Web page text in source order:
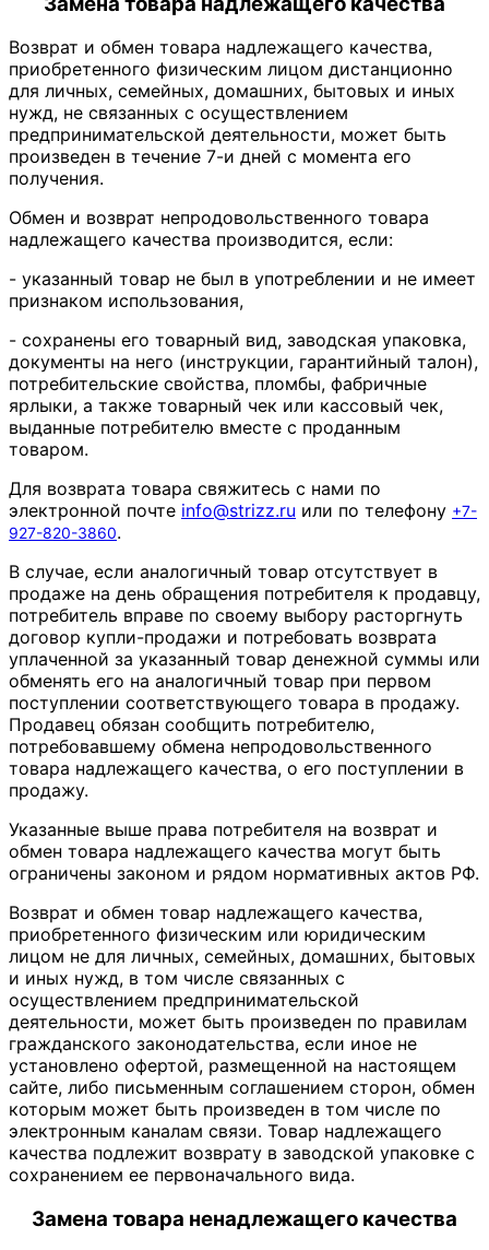
Возврат и обмен товара надлежащего качества,
приобретенного физическим лицом дистанционно
для личных, семейных, домашних, бытовых и иных
нужд, не связанных с осуществлением
предпринимательской деятельности, может быть
произведен в течение 7-и дней с момента его
получения.
Обмен и возврат непродовольственного товара
надлежащего качества производится, если:
- указанный товар не был в употреблении и не имеет
признаком использования,
- сохранены его товарный вид, заводская упаковка,
документы на него (инструкции, гарантийный талон),
потребительские свойства, пломбы, фабричные
ярлыки, а также товарный чек или кассовый чек,
выданные потребителю вместе с проданным
товаром.
Для возврата товара свяжитесь с нами по
электронной почте info@strizz.ru или по телефону +7-
927-820-3860.
В случае, если аналогичный товар отсутствует в
продаже на день обращения потребителя к продавцу,
потребитель вправе по своему выбору расторгнуть
договор купли-продажи и потребовать возврата
уплаченной за указанный товар денежной суммы или
обменять его на аналогичный товар при первом
поступлении соответствующего товара в продажу.
Продавец обязан сообщить потребителю,
потребовавшему обмена непродовольственного
товара надлежащего качества, о его поступлении в
продажу.
Указанные выше права потребителя на возврат и
обмен товара надлежащего качества могут быть
ограничены законом и рядом нормативных актов РФ.
Возврат и обмен товар надлежащего качества,
приобретенного физическим или юридическим
лицом не для личных, семейных, домашних, бытовых
и иных нужд, в том числе связанных с
осуществлением предпринимательской
деятельности, может быть произведен по правилам
гражданского законодательства, если иное не
установлено офертой, размещенной на настоящем
сайте, либо письменным соглашением сторон, обмен
которым может быть произведен в том числе по
электронным каналам связи. Товар надлежащего
качества подлежит возврату в заводской упаковке с
сохранением ее первоначального вида.
Замена товара ненадлежащего качества